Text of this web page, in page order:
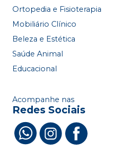
Ortopedia e Fisioterapia
Mobiliário Clínico
Beleza e Estética
Saúde Animal
Educacional
Acompanhe nas
Redes Sociais